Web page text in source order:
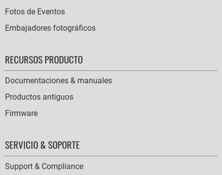
Fotos de Eventos
Embajadores fotográficos
RECURSOS PRODUCTO
Documentaciones & manuales
Productos antiguos
Firmware
SERVICIO & SOPORTE
Support & Compliance